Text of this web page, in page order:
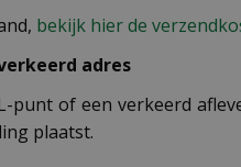
bekijk hier de
adres
punt of een verkeerd
plaatst.